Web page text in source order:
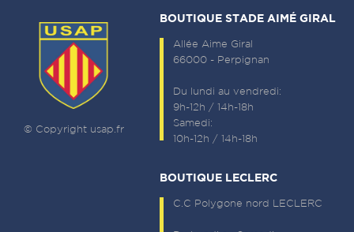
© Copyright usap.fr
BOUTIQUE STADE AIMÉ GIRAL
Allée Aime Giral
66000 - Perpignan
Du lundi au vendredi:
9h-12h / 14h-18h
Samedi:
10h-12h / 14h-18h
BOUTIQUE LECLERC
C.C Polygone nord LECLERC